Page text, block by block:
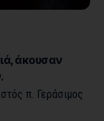
άκουσαν
π. Γεράσιμος